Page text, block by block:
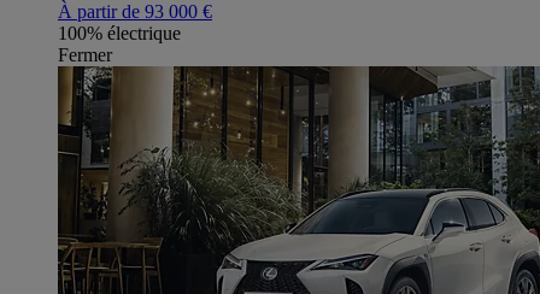
À partir de 93 000 €
100% électrique
Fermer